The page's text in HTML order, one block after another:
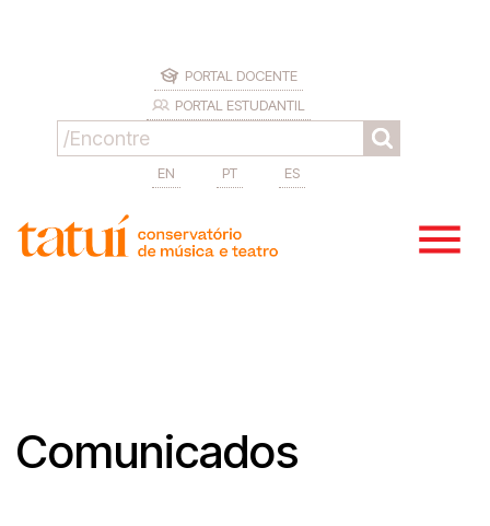
PORTAL DOCENTE
PORTAL ESTUDANTIL
EN PT ES
Comunicados